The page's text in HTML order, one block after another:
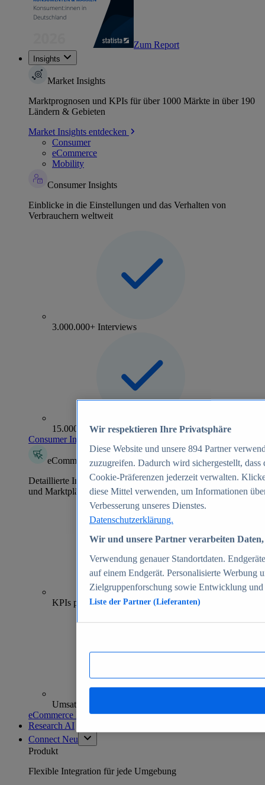
Zum Report
Insights
Market Insights
Marktprognosen und KPIs für über 1000 Märkte in über 190
Ländern & Gebieten
Market Insights entdecken
Consumer
eCommerce
Mobility
Consumer Insights
Einblicke in die Einstellungen und das Verhalten von
Verbrauchern weltweit
3.000.000+ Interviews
15.000+ Marken
Consumer Insights entdecken
eCommerce Insights
Detaillierte Informationen zu mehr als 39.000 Online-Shops
und Marktplätzen
70+
KPIs pro Shop
Umsatzanalysen und -prognosen
eCommerce Insights entdecken
Research AI
Connect Neu
Produkt
Flexible Integration für jede Umgebung
Wir respektieren Ihre Privatsphäre
Diese Website und unsere 894 Partner
zuzugreifen. Dadurch wird sichergestellt,
Cookie-Präferenzen jederzeit verwalten.
diese Mittel verwenden, um Informationen
Verbesserung unseres Dienstes.
Datenschutzerklärung.
Wir und unsere Partner verarbeiten
Verwendung genauer Standortdaten.
auf einem Endgerät. Personalisierte Werbung
Zielgruppenforschung sowie Entwicklung
Liste der Partner (Lieferanten)